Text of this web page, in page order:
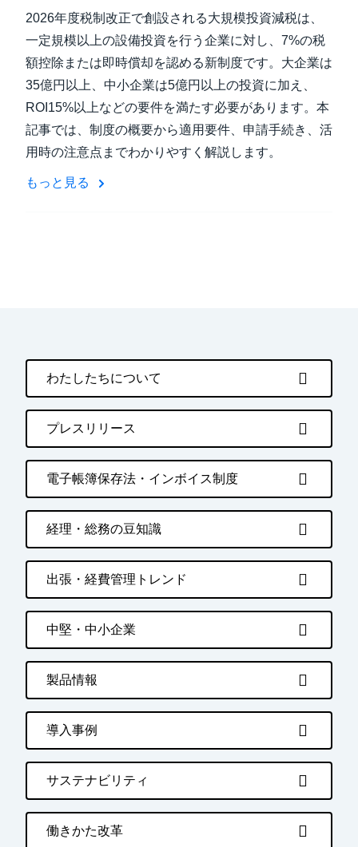
2026年度税制改正で創設される大規模投資減税は、
一定規模以上の設備投資を行う企業に対し、7%の税
額控除または即時償却を認める新制度です。大企業は
35億円以上、中小企業は5億円以上の投資に加え、
ROI15%以上などの要件を満たす必要があります。本
記事では、制度の概要から適用要件、申請手続き、活
用時の注意点までわかりやすく解説します。
もっと見る
わたしたちについて
プレスリリース
電子帳簿保存法・インボイス制度
経理・総務の豆知識
出張・経費管理トレンド
中堅・中小企業
製品情報
導入事例
サステナビリティ
働きかた改革